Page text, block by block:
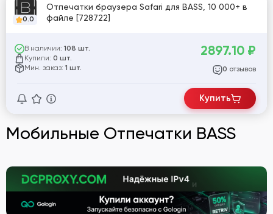
0.0
Отпечатки браузера Safari для BASS, 10 000+ в
файле [728722]
В наличии: 108 шт.
Купили: 0 шт.
Мин. заказ: 1 шт.
2897.10 ₽
0 отзывов
Купить
Мобильные Отпечатки BASS